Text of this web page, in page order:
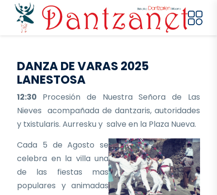
Pasar al contenido principal
DANZA DE VARAS 2025
LANESTOSA
12:30 Procesión de Nuestra Señora de Las
Nieves acompañada de dantzaris, autoridades
y txistularis. Aurresku y salve en la Plaza Nueva.
Cada 5 de Agosto se
celebra en la villa una
de las fiestas mas
populares y animadas